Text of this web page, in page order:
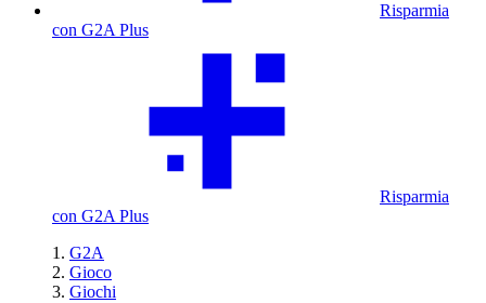
Risparmia
con G2A Plus
Risparmia
con G2A Plus
G2A
Gioco
Giochi